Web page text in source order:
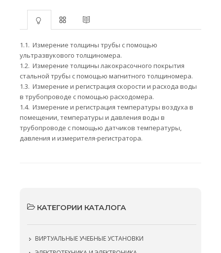
1.1. Измерение толщины трубы с помощью
ультразвукового толщиномера.
1.2. Измерение толщины лакокрасочного покрытия
стальной трубы с помощью магнитного толщиномера.
1.3. Измерение и регистрация скорости и расхода воды
в трубопроводе с помощью расходомера.
1.4. Измерение и регистрация температуры воздуха в
помещении, температуры и давления воды в
трубопроводе с помощью датчиков температуры,
давления и измерителя-регистратора.
КАТЕГОРИИ КАТАЛОГА
ВИРТУАЛЬНЫЕ УЧЕБНЫЕ УСТАНОВКИ